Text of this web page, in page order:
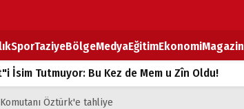
SporTaziyeBölgeMedyaEğitimEkonomiMagazin
İsim Tutmuyor: Bu Kez de Mem u Zîn Oldu!
ZamÖztürk'e tahliye